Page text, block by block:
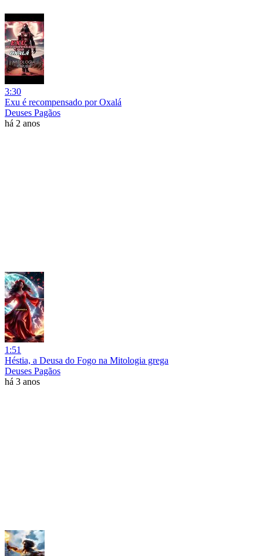
3:30
Exu é recompensado por Oxalá
Deuses Pagãos
há 2 anos
1:51
Héstia, a Deusa do Fogo na Mitologia grega
Deuses Pagãos
há 3 anos